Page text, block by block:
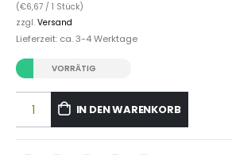
(€6,67 / 1 Stück)
zzgl. Versand
Lieferzeit: ca. 3-4 Werktage
VORRÄTIG
IN DEN WARENKORB